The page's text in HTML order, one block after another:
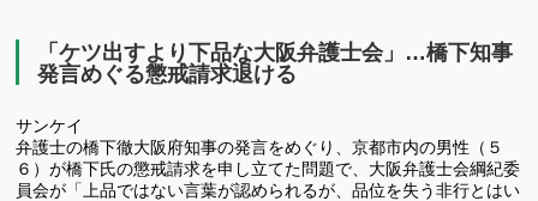
「ケツ出すより下品な大阪弁護士会」…橋下知事
発言めぐる懲戒請求退ける
サンケイ
弁護士の橋下徹大阪府知事の発言をめぐり、京都市内の男性（５
６）が橋下氏の懲戒請求を申し立てた問題で、大阪弁護士会綱紀委
員会が「上品ではない言葉が認められるが、品位を失う非行とはい